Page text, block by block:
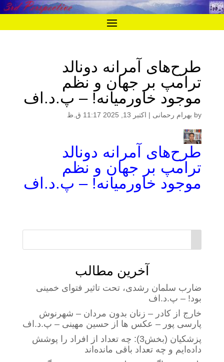
طرح‌های آمرانه دونالد
ترامپ بر جهان و نظم
موجود خاورمیانه! – پ.د.اف
by بهرام رحمانی | اکتبر 13, 2025 11:17 ق.ظ
طرح‌های آمرانه دونالد
ترامپ بر جهان و نظم
موجود خاورمیانه! – پ.د.اف
آخرین مطالب
ضارب سلمان رشدی، تحت تاثیر فتوای خمینی
بود! – پ.د.اف
خارج از کادر – زنان بدون مردان – شهرنوش
پارسی پور – عکس ها از حسین مهینی – پ.د.اف
پزشکیان (بخش3): چه تعداد از افراد را پوشش
داده‌ایم و چه تعداد باقی مانده‌اند